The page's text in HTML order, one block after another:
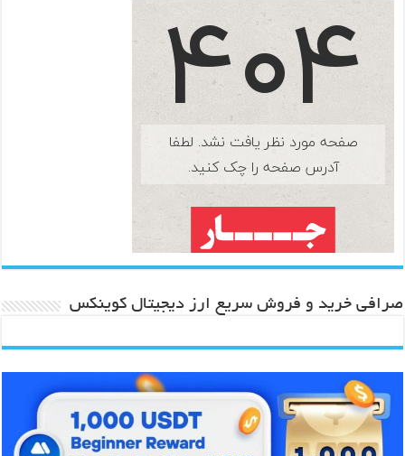
صرافی خرید و فروش سریع ارز دیجیتال کوینکس